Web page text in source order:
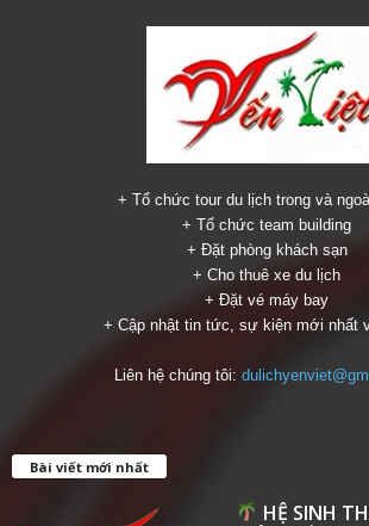
+ Tổ chức tour du lịch trong và
+ Tổ chức team building
+ Đặt phòng khách sạn
+ Cho thuê xe du lịch
+ Đặt vé máy bay
+ Cập nhật tin tức, sự kiện mới nhất
Liên hệ chúng tôi:
Bài viết mới nhất
HỆ SINH